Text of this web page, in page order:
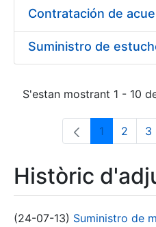
S'estan mostrant 1 - 10
Pàgina
1 Pàgina
2 3
Històric
(24-07-13) Suministro de